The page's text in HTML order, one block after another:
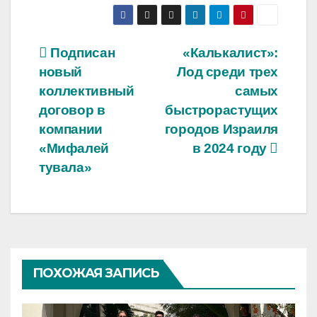
Навигация
по
записям
«Калькалист»:
Лод среди трех
самых
быстрорастущих
городов Израиля
в 2024 году
Подписан
новый
коллективный
договор в
компании
«Мифалей
тувала»
ПОХОЖАЯ ЗАПИСЬ